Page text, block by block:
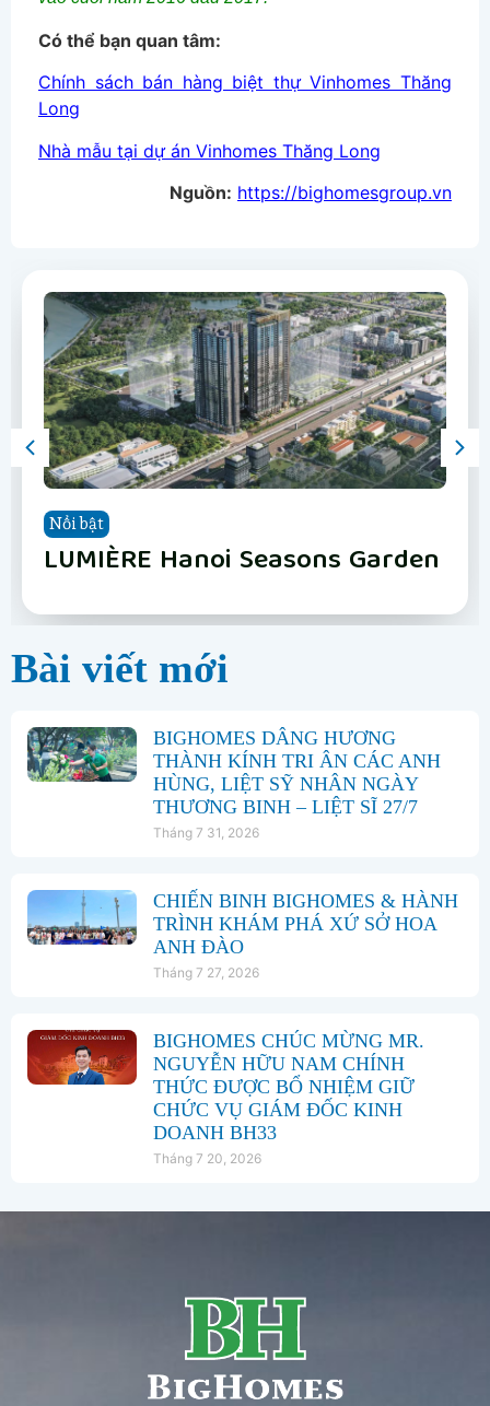
Có thể bạn quan tâm:
Chính sách bán hàng biệt thự Vinhomes Thăng
Long
Nhà mẫu tại dự án Vinhomes Thăng Long
Nguồn: https://bighomesgroup.vn
Nổi bật
Vinhomes Hải Vân Bay Đà Nẵng
Nổi bật
The Fullton
Nổi bật
Phân khu Vịnh Xanh
Nổi bật
Happy Home Tràng Cát
Nổi bật
LUMIÈRE Hanoi Seasons Garden
Nổi bật
Vinhomes Global Gate Hạ Long
Nổi bật
Vinhomes Hải Vân Bay Đà Nẵng
Nổi bật
The Fullton
Bài viết mới
BIGHOMES DÂNG HƯƠNG
THÀNH KÍNH TRI ÂN CÁC ANH
HÙNG, LIỆT SỸ NHÂN NGÀY
THƯƠNG BINH – LIỆT SĨ 27/7
Tháng 7 31, 2026
CHIẾN BINH BIGHOMES & HÀNH
TRÌNH KHÁM PHÁ XỨ SỞ HOA
ANH ĐÀO
Tháng 7 27, 2026
BIGHOMES CHÚC MỪNG MR.
NGUYỄN HỮU NAM CHÍNH
THỨC ĐƯỢC BỔ NHIỆM GIỮ
CHỨC VỤ GIÁM ĐỐC KINH
DOANH BH33
Tháng 7 20, 2026